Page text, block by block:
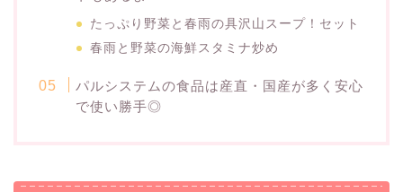
たっぷり野菜と春雨の具沢山スープ！セット
春雨と野菜の海鮮スタミナ炒め
パルシステムの食品は産直・国産が多く安心
で使い勝手◎